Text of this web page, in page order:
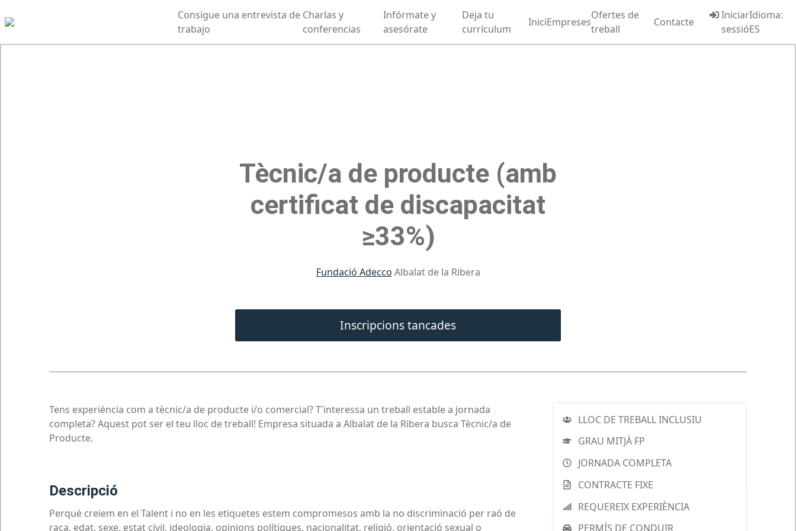
Consigue una entrevista de
trabajo
Charlas y
conferencias
Infórmate y
asesórate
Deja tu
currículum
IniciEmpreses
Ofertes de
treball
Contacte
Iniciar
sessió
Idioma:
ES
Tècnic/a de producte (amb
certificat de discapacitat
≥33%)
Fundació Adecco Albalat de la Ribera
Inscripcions tancades
Tens experiència com a tècnic/a de producte i/o comercial? T'interessa un treball estable a jornada
completa? Aquest pot ser el teu lloc de treball! Empresa situada a Albalat de la Ribera busca Tècnic/a de
Producte.
descripció
Perquè creiem en el Talent i no en les etiquetes estem compromesos amb la no discriminació per raó de
raça, edat, sexe, estat civil, ideologia, opinions polítiques, nacionalitat, religió, orientació sexual o
LLOC DE TREBALL INCLUSIU
GRAU MITJÀ FP
JORNADA COMPLETA
CONTRACTE FIXE
REQUEREIX EXPERIÈNCIA
PERMÍS DE CONDUIR